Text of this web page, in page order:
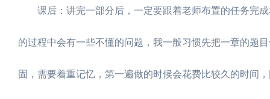
课后：讲完一部分后，一定要跟着老师布置的任务完成
的过程中会有一些不懂的问题，我一般习惯先把一章的题
固，需要着重记忆，第一遍做的时候会花费比较久的时间